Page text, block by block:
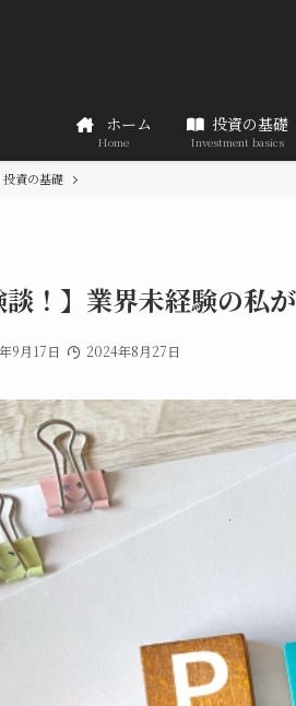
ホーム
Home
投資の基礎
Investment basics
投資の基礎
談！】業界未経験の私
9月17日 2024年8月27日